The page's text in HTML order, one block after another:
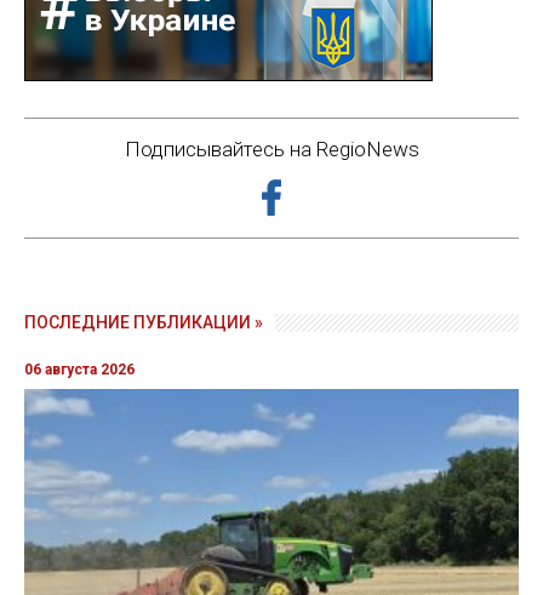
Подписывайтесь на RegioNews
ПОСЛЕДНИЕ ПУБЛИКАЦИИ »
06 августа 2026